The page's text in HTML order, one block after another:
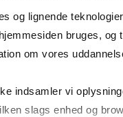
og lignende
bruges, og
om vores
indsamler vi
slags enhed og
plus at have flere
til
skattecompliance
og det kræver,